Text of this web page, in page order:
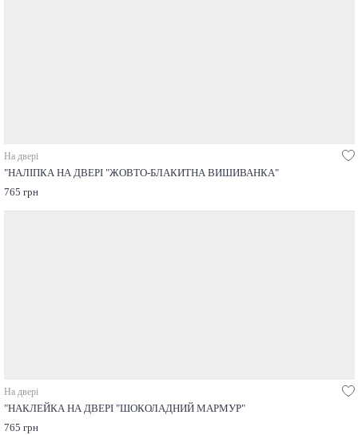
На двері
"НАЛІПКА НА ДВЕРІ "ЖОВТО-БЛАКИТНА ВИШИВАНКА"
765 грн
На двері
"НАКЛЕЙКА НА ДВЕРІ "ШОКОЛАДНИЙ МАРМУР"
765 грн